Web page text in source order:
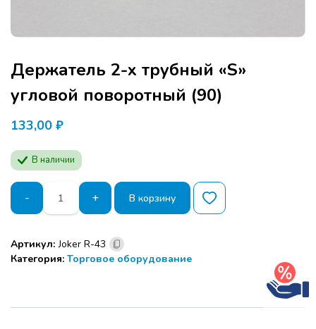
Держатель 2-х трубный «S»
угловой поворотный (90)
133,00 ₽
В наличии
-
Количество
товара
Держатель
х
трубный
поворотный
+ В корзину
Артикул: Joker R-43
Категория: Торговое оборудование